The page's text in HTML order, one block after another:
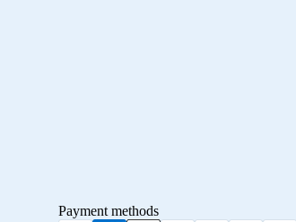
Payment methods